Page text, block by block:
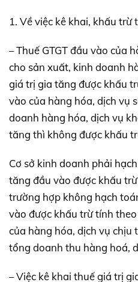
1. Về việc kê khai, khấu trừ
– Thuế GTGT đầu vào của
cho sản xuất, kinh doanh
giá trị gia tăng được khấu
vào của hàng hóa, dịch vụ
doanh hàng hóa, dịch vụ
tăng thì không được khấu
Cơ sở kinh doanh phải
tăng đầu vào được khấu
trường hợp không hạch
vào được khấu trừ tính
của hàng hóa, dịch vụ chịu
tổng doanh thu hàng hoá,
– Việc kê khai thuế giá trị